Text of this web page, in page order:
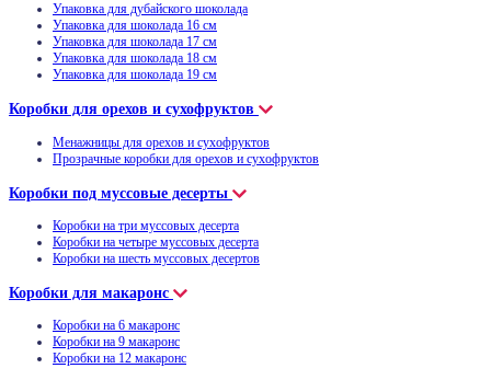
Упаковка для дубайского шоколада
Упаковка для шоколада 16 см
Упаковка для шоколада 17 см
Упаковка для шоколада 18 см
Упаковка для шоколада 19 см
Коробки для орехов и сухофруктов
Менажницы для орехов и сухофруктов
Прозрачные коробки для орехов и сухофруктов
Коробки под муссовые десерты
Коробки на три муссовых десерта
Коробки на четыре муссовых десерта
Коробки на шесть муссовых десертов
Коробки для макаронс
Коробки на 6 макаронс
Коробки на 9 макаронс
Коробки на 12 макаронс